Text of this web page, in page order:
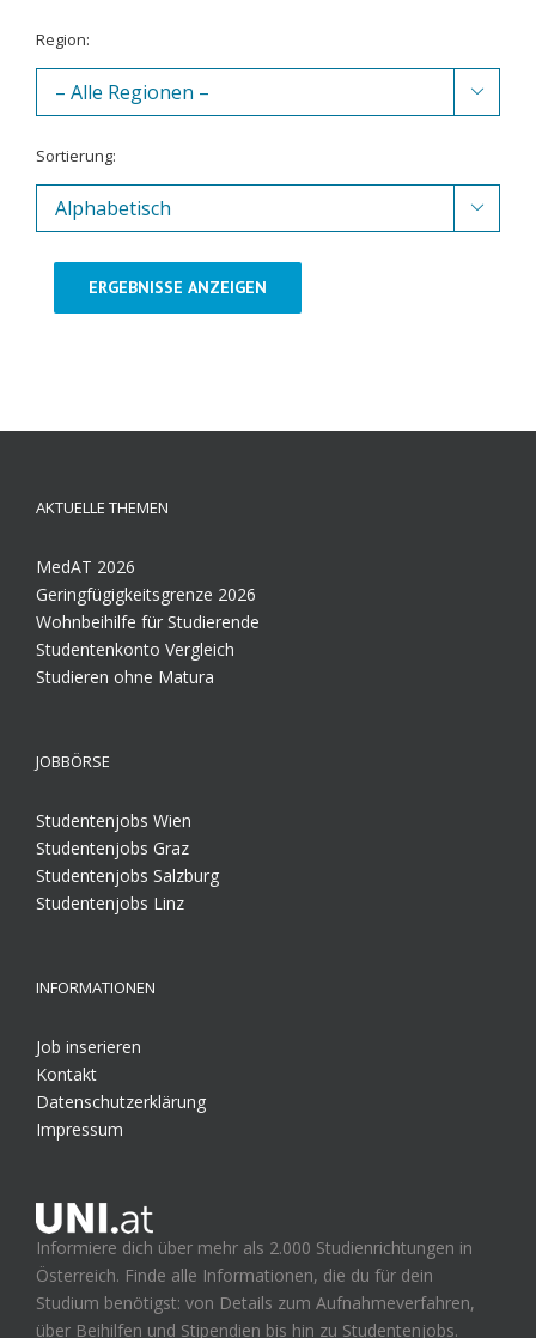
Region:

Sortierung:

ERGEBNISSE ANZEIGEN
AKTUELLE THEMEN
MedAT 2026
Geringfügigkeitsgrenze 2026
Wohnbeihilfe für Studierende
Studentenkonto Vergleich
Studieren ohne Matura
JOBBÖRSE
Studentenjobs Wien
Studentenjobs Graz
Studentenjobs Salzburg
Studentenjobs Linz
INFORMATIONEN
Job inserieren
Kontakt
Datenschutzerklärung
Impressum
Informiere dich über mehr als 2.000 Studienrichtungen in
Österreich. Finde alle Informationen, die du für dein
Studium benötigst: von Details zum Aufnahmeverfahren,
über Beihilfen und Stipendien bis hin zu Studentenjobs.